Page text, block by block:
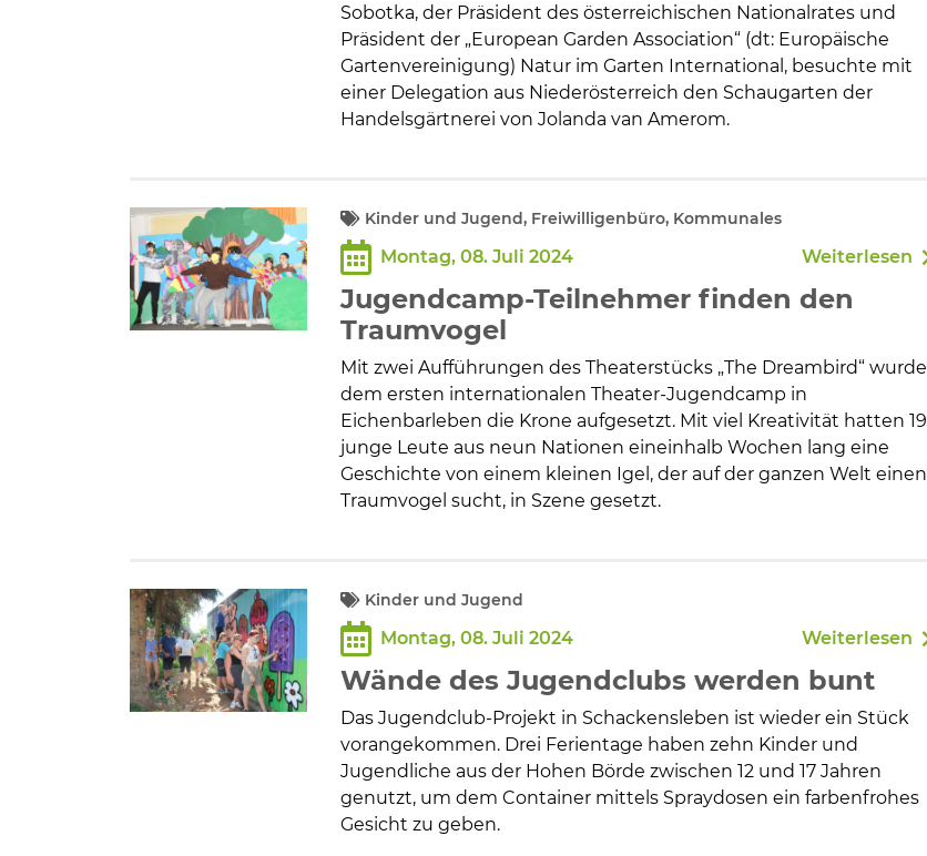
Ehrenamt und Engagement
Sobotka, der Präsident des österreichischen Nationalrates und
Präsident der „European Garden Association“ (dt: Europäische
Gartenvereinigung) Natur im Garten International, besuchte mit
einer Delegation aus Niederösterreich den Schaugarten der
Handelsgärtnerei von Jolanda van Amerom.
Kinder und Jugend, Freiwilligenbüro, Kommunales
Montag, 08. Juli 2024 Weiterlesen
Jugendcamp-Teilnehmer finden den
Traumvogel
Mit zwei Aufführungen des Theaterstücks „The Dreambird“ wurde
dem ersten internationalen Theater-Jugendcamp in
Eichenbarleben die Krone aufgesetzt. Mit viel Kreativität hatten 19
junge Leute aus neun Nationen eineinhalb Wochen lang eine
Geschichte von einem kleinen Igel, der auf der ganzen Welt einen
Traumvogel sucht, in Szene gesetzt.
Kinder und Jugend
Montag, 08. Juli 2024 Weiterlesen
Wände des Jugendclubs werden bunt
Das Jugendclub-Projekt in Schackensleben ist wieder ein Stück
vorangekommen. Drei Ferientage haben zehn Kinder und
Jugendliche aus der Hohen Börde zwischen 12 und 17 Jahren
genutzt, um dem Container mittels Spraydosen ein farbenfrohes
Gesicht zu geben.